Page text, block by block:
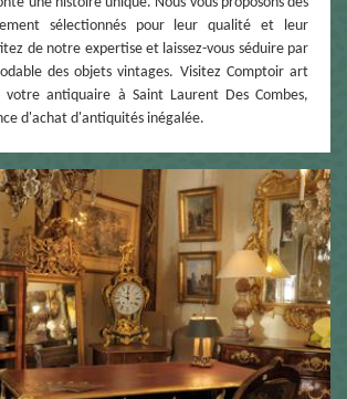
sélectionnés pour leur qualité et leur
de notre expertise et laissez-vous séduire par
des objets vintages. Visitez Comptoir art
antiquaire à Saint Laurent Des Combes,
d'achat d'antiquités inégalée.